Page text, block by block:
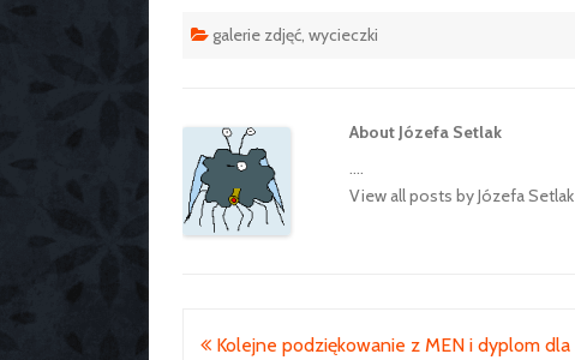
galerie zdjęć, wycieczki
About Józefa Setlak
....
View all posts by Józefa Setlak
Nawigacja
Kolejne podziękowanie z MEN i dyplom dla